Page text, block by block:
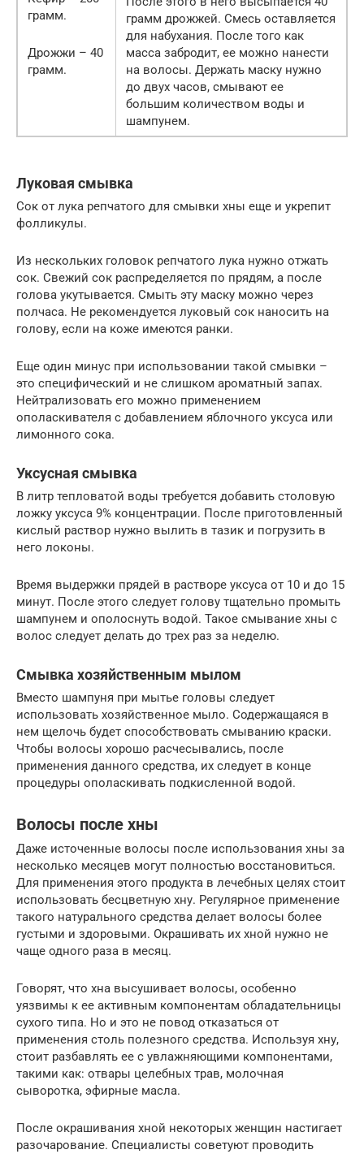
грамм.
Дрожжи – 40
грамм.
грамм дрожжей. Смесь оставляется
для набухания. После того как
масса забродит, ее можно нанести
на волосы. Держать маску нужно
до двух часов, смывают ее
большим количеством воды и
шампунем.
Луковая смывка
Сок от лука репчатого для смывки хны еще и укрепит
фолликулы.
Из нескольких головок репчатого лука нужно отжать
сок. Свежий сок распределяется по прядям, а после
голова укутывается. Смыть эту маску можно через
полчаса. Не рекомендуется луковый сок наносить на
голову, если на коже имеются ранки.
Еще один минус при использовании такой смывки –
это специфический и не слишком ароматный запах.
Нейтрализовать его можно применением
ополаскивателя с добавлением яблочного уксуса или
лимонного сока.
Уксусная смывка
В литр тепловатой воды требуется добавить столовую
ложку уксуса 9% концентрации. После приготовленный
кислый раствор нужно вылить в тазик и погрузить в
него локоны.
Время выдержки прядей в растворе уксуса от 10 и до 15
минут. После этого следует голову тщательно промыть
шампунем и ополоснуть водой. Такое смывание хны с
волос следует делать до трех раз за неделю.
Смывка хозяйственным мылом
Вместо шампуня при мытье головы следует
использовать хозяйственное мыло. Содержащаяся в
нем щелочь будет способствовать смыванию краски.
Чтобы волосы хорошо расчесывались, после
применения данного средства, их следует в конце
процедуры ополаскивать подкисленной водой.
Волосы после хны
Даже источенные волосы после использования хны за
несколько месяцев могут полностью восстановиться.
Для применения этого продукта в лечебных целях стоит
использовать бесцветную хну. Регулярное применение
такого натурального средства делает волосы более
густыми и здоровыми. Окрашивать их хной нужно не
чаще одного раза в месяц.
Говорят, что хна высушивает волосы, особенно
уязвимы к ее активным компонентам обладательницы
сухого типа. Но и это не повод отказаться от
применения столь полезного средства. Используя хну,
стоит разбавлять ее с увлажняющими компонентами,
такими как: отвары целебных трав, молочная
сыворотка, эфирные масла.
После окрашивания хной некоторых женщин настигает
разочарование. Специалисты советуют проводить